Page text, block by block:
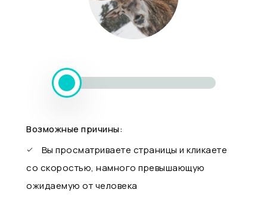
Возможные причины:
Вы просматриваете страницы и кликаете
со скоростью, намного превышающую
ожидаемую от человека